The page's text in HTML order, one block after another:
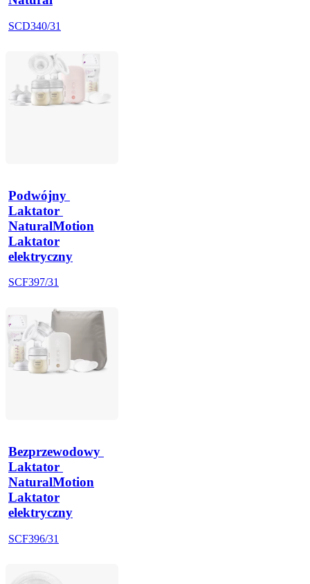
SCD340/31
Podwójny
Laktator
NaturalMotion
Laktator
elektryczny
SCF397/31
Bezprzewodowy
Laktator
NaturalMotion
Laktator
elektryczny
SCF396/31